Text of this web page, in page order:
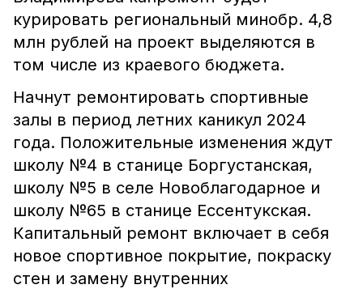
курировать региональный минобр. 4,8
млн рублей на проект выделяются в
том числе из краевого бюджета.
Начнут ремонтировать спортивные
залы в период летних каникул 2024
года. Положительные изменения ждут
школу №4 в станице Боргустанская,
школу №5 в селе Новоблагодарное и
школу №65 в станице Ессентукская.
Капитальный ремонт включает в себя
новое спортивное покрытие, покраску
стен и замену внутренних